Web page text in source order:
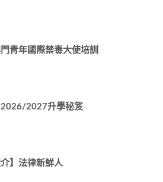
青年國際禁毒大使培訓
2026/2027升學秘笈
介】法律新鮮人